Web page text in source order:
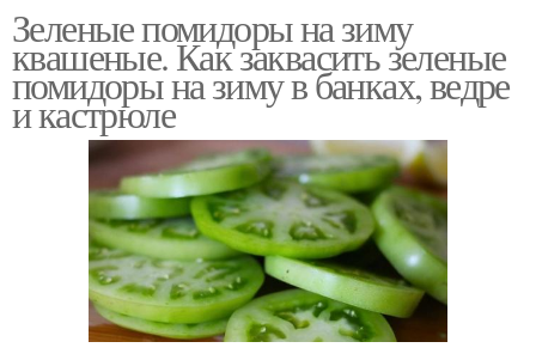
Зеленые помидоры на зиму
квашеные. Как заквасить зеленые
помидоры на зиму в банках, ведре
и кастрюле